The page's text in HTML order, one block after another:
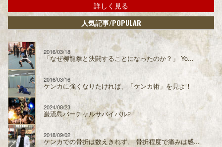
詳しく見る
人気記事/POPULAR
2016/03/18
「なぜ柳龍拳と決闘することになったのか？」 Yo...
2016/03/16
ケンカに強くなりたければ、「ケンカ術」を見よ！
2024/08/23
巌流島バーチャルサバイバル2
2018/09/02
ケンカでの骨折は数えきれず、 骨折程度で痛みは感...